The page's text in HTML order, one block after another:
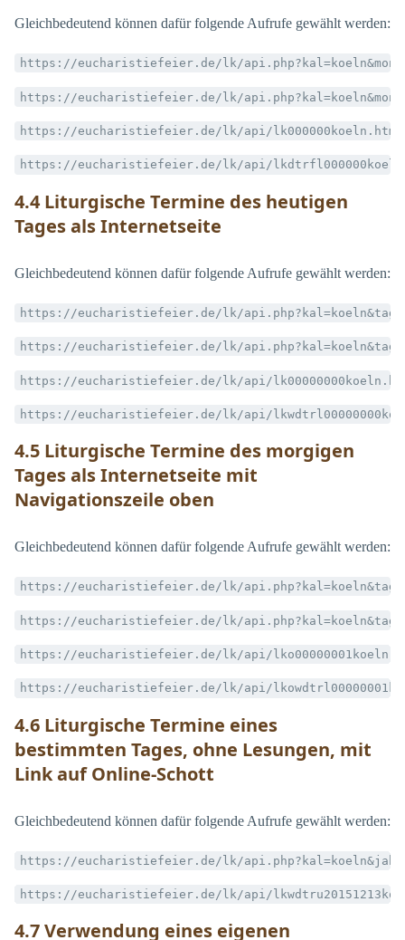
Gleichbedeutend können dafür folgende Aufrufe gewählt werden:
https://eucharistiefeier.de/lk/
https://eucharistiefeier.de/lk/
https://eucharistiefeier.de/lk/api/lk000000koeln.html
https://eucharistiefeier.de/lk/api/
4.4 Liturgische Termine des heutigen
Tages als Internetseite
Gleichbedeutend können dafür folgende Aufrufe gewählt werden:
https://eucharistiefeier.de/lk/
https://eucharistiefeier.de/lk/
https://eucharistiefeier.de/lk/api/
https://eucharistiefeier.de/lk/api/
4.5 Liturgische Termine des morgigen
Tages als Internetseite mit
Navigationszeile oben
Gleichbedeutend können dafür folgende Aufrufe gewählt werden:
https://eucharistiefeier.de/lk/
https://eucharistiefeier.de/lk/
https://eucharistiefeier.de/lk/api/
https://eucharistiefeier.de/lk/api/
4.6 Liturgische Termine eines
bestimmten Tages, ohne Lesungen, mit
Link auf Online-Schott
Gleichbedeutend können dafür folgende Aufrufe gewählt werden:
https://eucharistiefeier.de/lk/
https://eucharistiefeier.de/lk/api/
4.7 Verwendung eines eigenen